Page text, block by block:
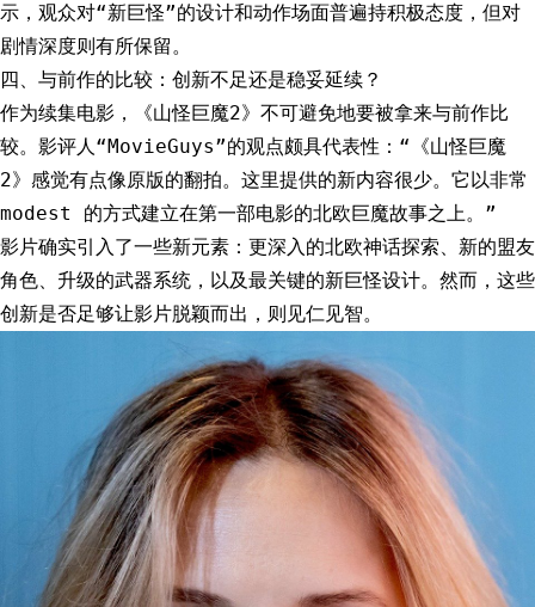
示，观众对“新巨怪”的设计和动作场面普遍持积极态度，但对
剧情深度则有所保留。
四、与前作的比较：创新不足还是稳妥延续？
作为续集电影，《山怪巨魔2》不可避免地要被拿来与前作比
较。影评人“MovieGuys”的观点颇具代表性：“《山怪巨魔
2》感觉有点像原版的翻拍。这里提供的新内容很少。它以非常
modest 的方式建立在第一部电影的北欧巨魔故事之上。”
影片确实引入了一些新元素：更深入的北欧神话探索、新的盟友
角色、升级的武器系统，以及最关键的新巨怪设计。然而，这些
创新是否足够让影片脱颖而出，则见仁见智。